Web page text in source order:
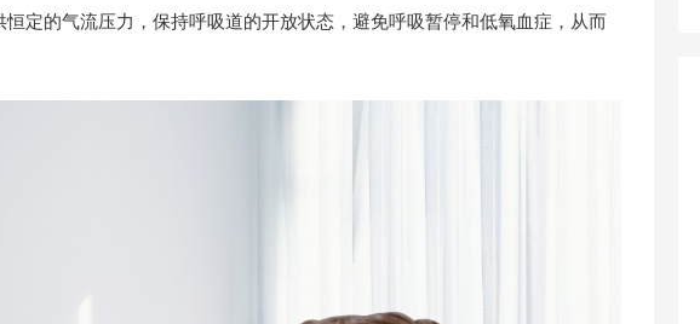
定的气流压力，保持呼吸道的开放状态，避免呼吸暂停和低氧血症，从而